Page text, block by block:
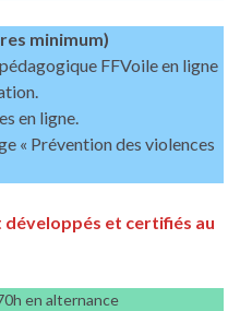
minimum)
FFVoile en ligne
en ligne.
« Prévention des violences
développés et certifiés au
en alternance